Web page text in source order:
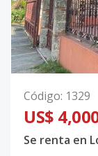
Código: 1329
US$
Se renta en